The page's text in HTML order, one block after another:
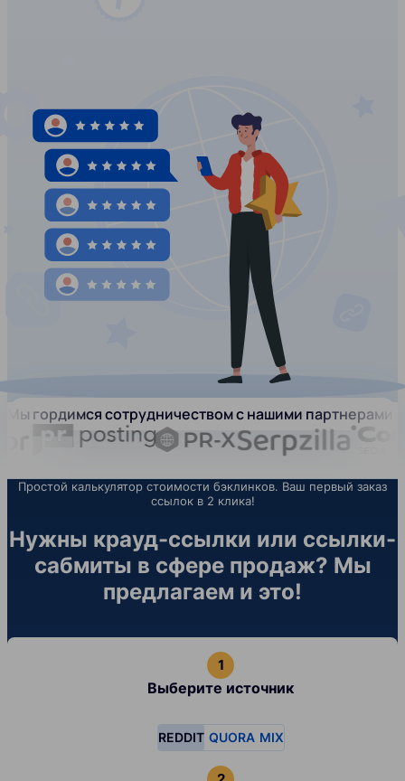
Мы гордимся сотрудничеством с нашими партнерами:
Простой калькулятор стоимости бэклинков. Ваш первый заказ
ссылок в 2 клика!
Нужны крауд-ссылки или ссылки-
сабмиты в сфере продаж? Мы
предлагаем и это!
Выберите источник
REDDIT QUORA MIX